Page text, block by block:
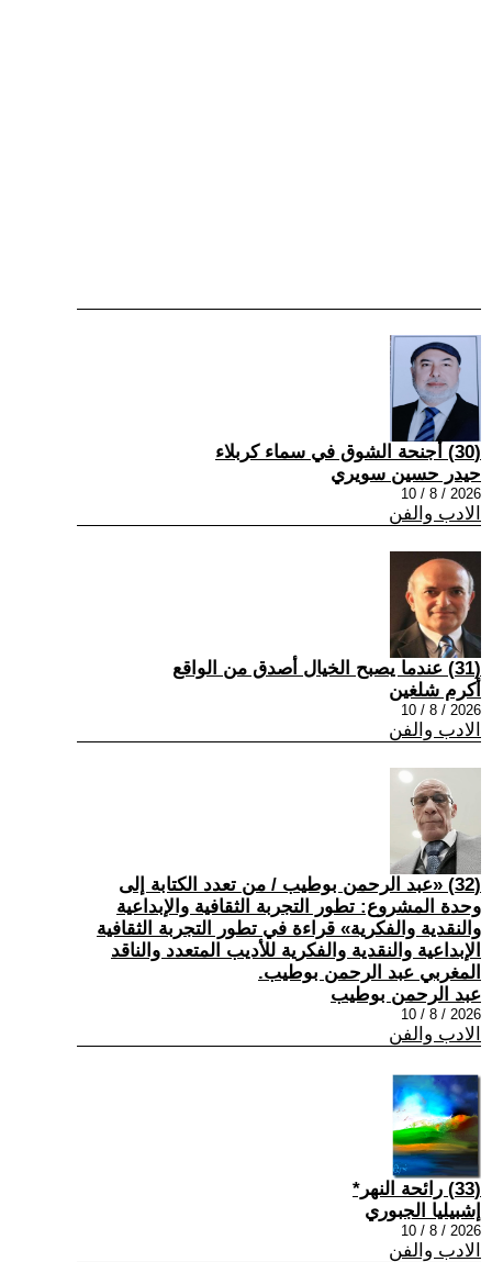
(30) أجنحة الشوق في سماء كربلاء
حيدر حسين سويري
2026 / 8 / 10
الادب والفن
(31) عندما يصبح الخيال أصدق من الواقع
أكرم شلغين
2026 / 8 / 10
الادب والفن
(32) «عبد الرحمن بوطيب / من تعدد الكتابة إلى
وحدة المشروع: تطور التجربة الثقافية والإبداعية
والنقدية والفكرية» قراءة في تطور التجربة الثقافية
الإبداعية والنقدية والفكرية للأديب المتعدد والناقد
المغربي عبد الرحمن بوطيب.
عبد الرحمن بوطيب
2026 / 8 / 10
الادب والفن
(33) رائحة النهر*
إشبيليا الجبوري
2026 / 8 / 10
الادب والفن